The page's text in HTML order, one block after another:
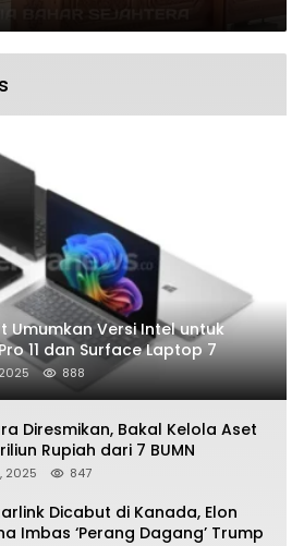
Umumkan Versi Intel untuk
11 dan Surface Laptop 7
888
Diresmikan, Bakal Kelola Aset
Rupiah dari 7 BUMN
2025 847
Dicabut di Kanada, Elon
Imbas ‘Perang Dagang’ Trump